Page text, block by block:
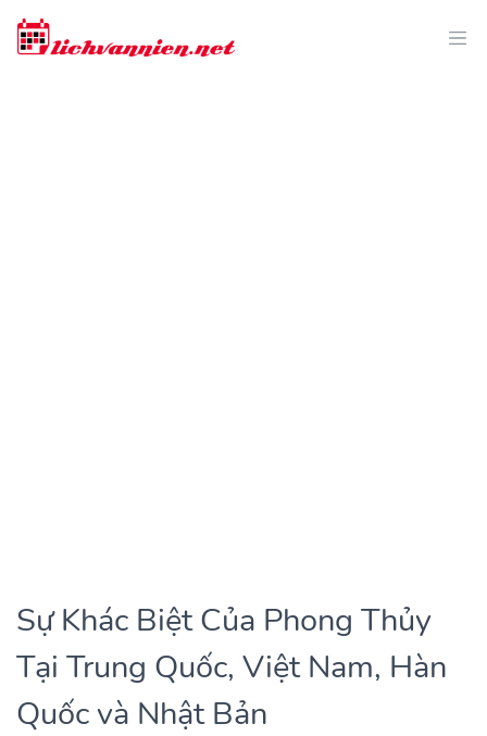
Sự Khác Biệt Của Phong Thủy
Tại Trung Quốc, Việt Nam, Hàn
Quốc và Nhật Bản